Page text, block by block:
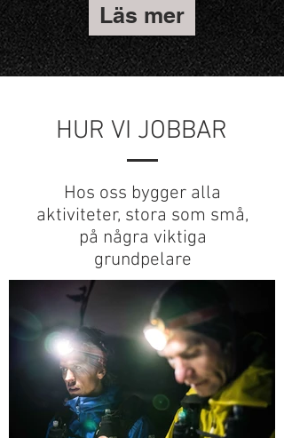
Läs mer
HUR VI JOBBAR
Hos oss bygger alla
aktiviteter, stora som små,
på några viktiga
grundpelare